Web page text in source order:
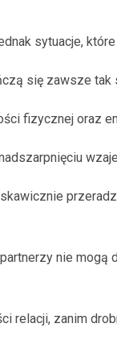
sytuacje,
się zawsze tak
fizycznej oraz
nie
relacji, zanim